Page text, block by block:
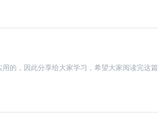
的，因此分享给大家学习，希望大家阅读完这篇